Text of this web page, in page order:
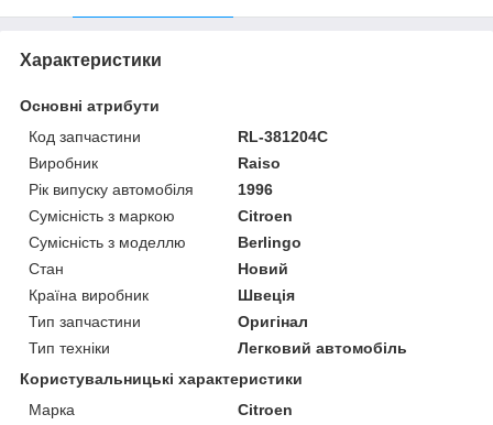
Характеристики
Основні атрибути
Код запчастини
RL-381204C
Виробник
Raiso
Рік випуску автомобіля
1996
Сумісність з маркою
Citroen
Сумісність з моделлю
Berlingo
Стан
Новий
Країна виробник
Швеція
Тип запчастини
Оригінал
Тип техніки
Легковий автомобіль
Користувальницькі характеристики
Марка
Citroen